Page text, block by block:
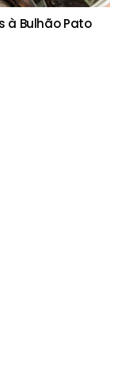
à Bulhão Pato